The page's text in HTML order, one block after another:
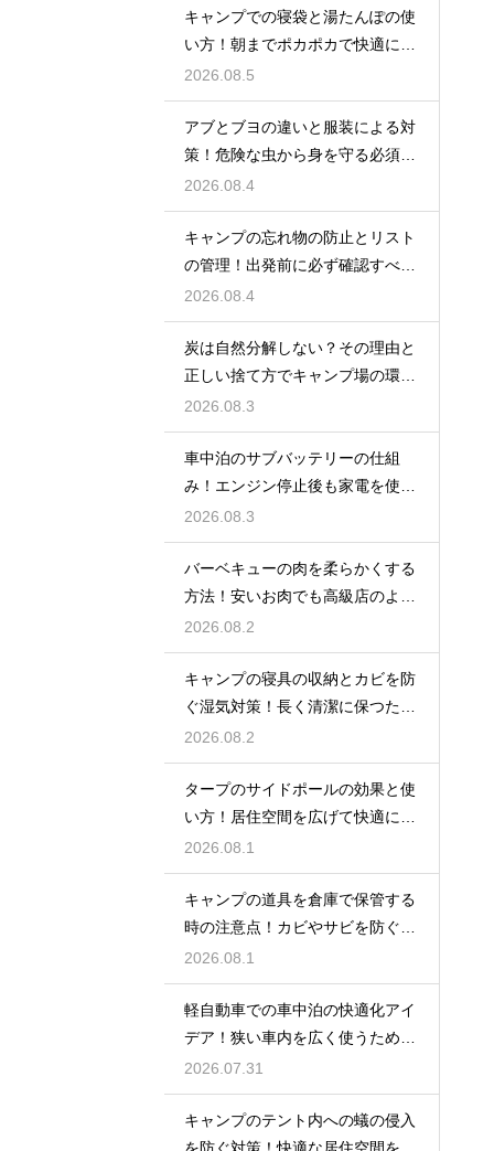
キャンプでの寝袋と湯たんぽの使
い方！朝までポカポカで快適に眠
る方法
2026.08.5
アブとブヨの違いと服装による対
策！危険な虫から身を守る必須知
識
2026.08.4
キャンプの忘れ物の防止とリスト
の管理！出発前に必ず確認すべき
持ち物
2026.08.4
炭は自然分解しない？その理由と
正しい捨て方でキャンプ場の環境
を守る
2026.08.3
車中泊のサブバッテリーの仕組
み！エンジン停止後も家電を使う
ための知識
2026.08.3
バーベキューの肉を柔らかくする
方法！安いお肉でも高級店のよう
に美味しく
2026.08.2
キャンプの寝具の収納とカビを防
ぐ湿気対策！長く清潔に保つため
の手入れ
2026.08.2
タープのサイドポールの効果と使
い方！居住空間を広げて快適に過
ごす技
2026.08.1
キャンプの道具を倉庫で保管する
時の注意点！カビやサビを防ぐお
手入れ
2026.08.1
軽自動車での車中泊の快適化アイ
デア！狭い車内を広く使うための
工夫
2026.07.31
キャンプのテント内への蟻の侵入